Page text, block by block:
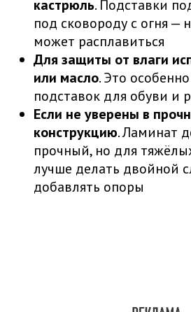
кастрюль. Подставки
под сковороду с огня —
может расплавиться
Для защиты от влаги
или масло. Это
подставок для обуви и
Если не уверены в
конструкцию. Ламинат
прочный, но для
лучше делать двойной
добавлять опоры